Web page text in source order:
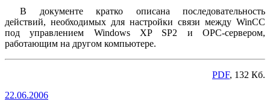
В документе кратко описана последовательность
действий, необходимых для настройки связи между WinCC
под управлением Windows XP SP2 и OPC-сервером,
работающим на другом компьютере.
PDF, 132 Кб.
22.06.2006